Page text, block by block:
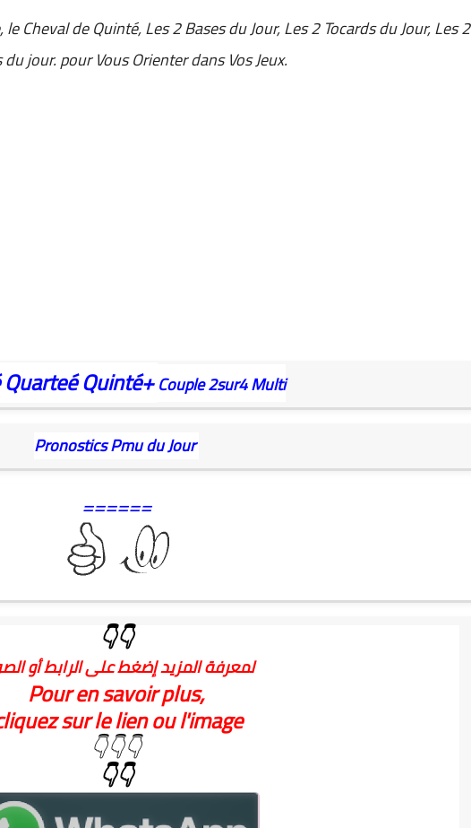
Cheval de Quinté, Les 2 Bases du Jour, Les 2 Tocards du Jour, Les 2
jour. pour Vous Orienter dans Vos Jeux.
QuarteéQuinté+Couple2sur4Multi
Pronostics Pmu du Jour
======
👇👇
لمعرفة المزيد إضغط على الرابط أو
Pour en savoir plus,
sur le lien ou l'image
👇👇👇
👇👇